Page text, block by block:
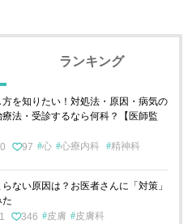
ランキング
を知りたい！対処法・原因・病気の
法・受診するなら何科？【医師監
97 心 心療内科 精神科
ない原因は？お医者さんに「対策」
た
346 皮膚 皮膚科